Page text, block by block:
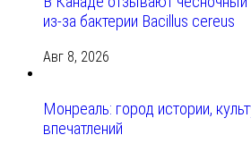
из-за бактерии Bacillus cereus
Авг 8, 2026
Монреаль: город истории,
впечатлений